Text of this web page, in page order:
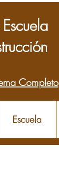
Completo
Escuela